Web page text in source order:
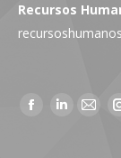
Recursos
Facebook
Linkedin
Mail